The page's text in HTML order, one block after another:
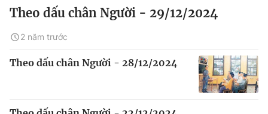
Theo dấu chân Người - 29/12/2024
2 năm trước
Theo dấu chân Người - 28/12/2024